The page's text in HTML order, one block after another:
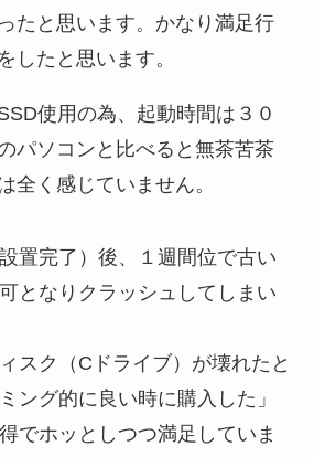
たと思います。かなり満足行
したと思います。
使用の為、起動時間は３０
パソコンと比べると無茶苦茶
全く感じていません。
置完了）後、１週間位で古い
となりクラッシュしてしまい
スク（Cドライブ）が壊れたと
ング的に良い時に購入した」
でホッとしつつ満足していま